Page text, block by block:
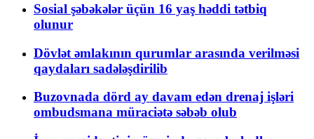
Sosial şəbəkələr üçün 16 yaş həddi tətbiq
olunur
Dövlət əmlakının qurumlar arasında verilməsi
qaydaları sadələşdirilib
Buzovnada dörd ay davam edən drenaj işləri
ombudsmana müraciətə səbəb olub